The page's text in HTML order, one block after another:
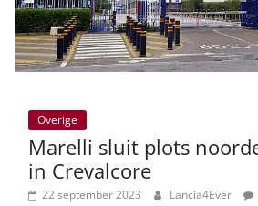
Overige
Marelli sluit plots
in Crevalcore
22 september 2023 Lancia4Ever